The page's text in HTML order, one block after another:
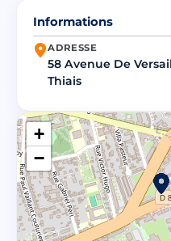
Informations
ADRESSE
58 Avenue De
Thiais
+
−